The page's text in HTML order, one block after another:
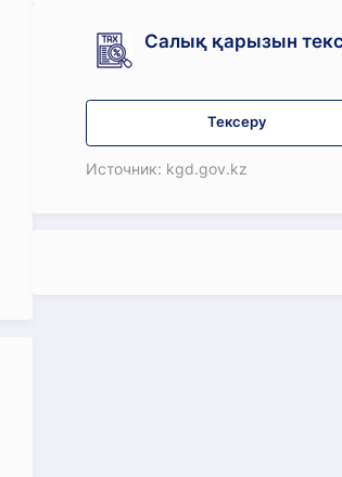
Салық қарызын
Тексеру
Источник: kgd.gov.kz